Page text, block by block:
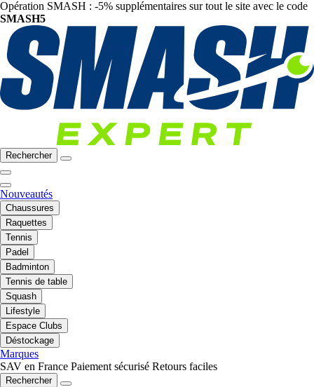
Opération SMASH : -5% supplémentaires sur tout le site avec le code
SMASH5
Rechercher
Nouveautés
Chaussures
Raquettes
Tennis
Padel
Badminton
Tennis de table
Squash
Lifestyle
Espace Clubs
Déstockage
Marques
SAV en France Paiement sécurisé Retours faciles
Rechercher